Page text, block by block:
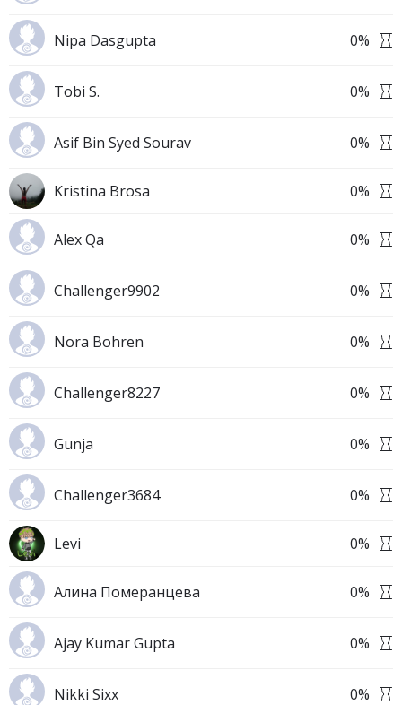
Nipa Dasgupta 0%
Tobi S. 0%
Asif Bin Syed Sourav 0%
Kristina Brosa 0%
Alex Qa 0%
Challenger9902 0%
Nora Bohren 0%
Challenger8227 0%
Gunja 0%
Challenger3684 0%
Levi 0%
Алина Померанцева 0%
Ajay Kumar Gupta 0%
Nikki Sixx 0%